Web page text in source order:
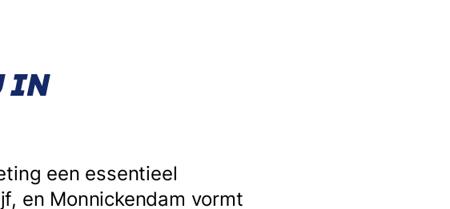
IN
een essentieel
en Monnickendam vormt